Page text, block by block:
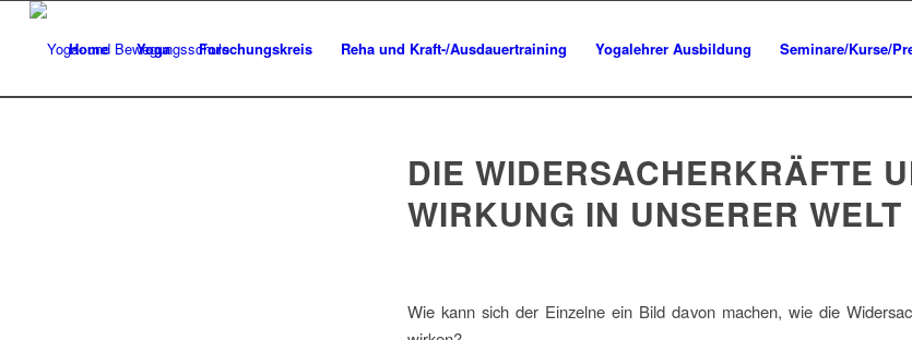
Home Yoga Forschungskreis Reha und Kraft-/Ausdauertraining Yogalehrer Ausbildung Seminare/Kurse/
DIE WIDERSACHERKRÄFTE
WIRKUNG IN UNSERER WELT
Wie kann sich der Einzelne ein Bild davon machen, wie die